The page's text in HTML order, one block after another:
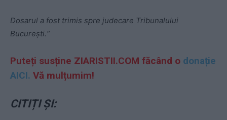
Dosarul a fost trimis spre judecare Tribunalului
București.“
Puteți susține ZIARISTII.COM făcând o donație
AICI. Vă mulțumim!
CITIȚI ȘI: